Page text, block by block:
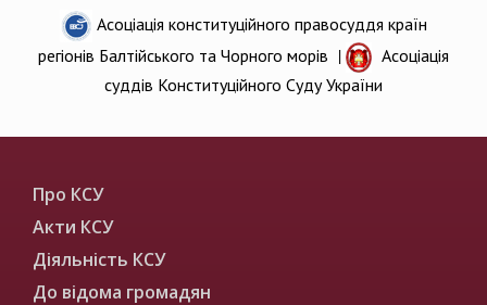
Асоціація конституційного правосуддя країн
регіонів Балтійського та Чорного морів |
Асоціація
суддів Конституційного Суду України
Про КСУ
Акти КСУ
Діяльність КСУ
До відома громадян